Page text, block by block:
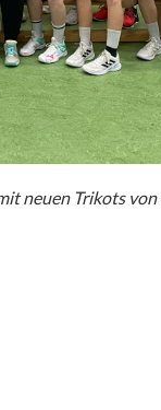
neuen Trikots